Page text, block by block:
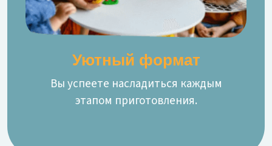
Уютный формат
Вы успеете насладиться каждым
этапом приготовления.